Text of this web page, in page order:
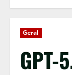
Geral
GPT-